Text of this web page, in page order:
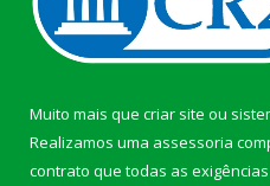
Muito mais que criar site ou
Realizamos uma assessoria
contrato que todas as